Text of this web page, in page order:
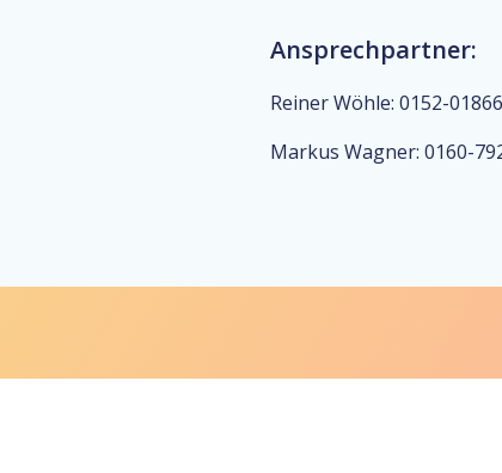
Ansprechpartner:
Reiner Wöhle: 0152-
Markus Wagner: 0160-